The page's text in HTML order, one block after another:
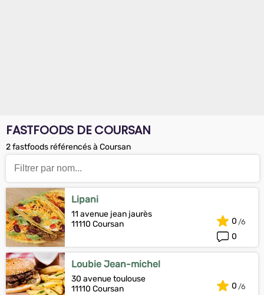
FASTFOODS DE COURSAN
2 fastfoods référencés à Coursan
Lipani
11 avenue jean jaurès
11110 Coursan
0
0
Loubie Jean-michel
30 avenue toulouse
11110 Coursan
0